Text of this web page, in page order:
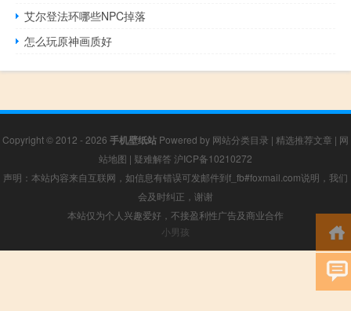
艾尔登法环哪些NPC掉落
怎么玩原神画质好
Copyright © 2012 - 2026 手机壁纸站 Powered by 网站分类目录 | 精选推荐文章 | 网
站地图 | 疑难解答 沪ICP备10210272
声明：本站内容来自互联网，如信息有错误可发邮件到f_fb#foxmail.com说明，我们
会及时纠正，谢谢
本站仅为个人兴趣爱好，不接盈利性广告及商业合作
小男孩